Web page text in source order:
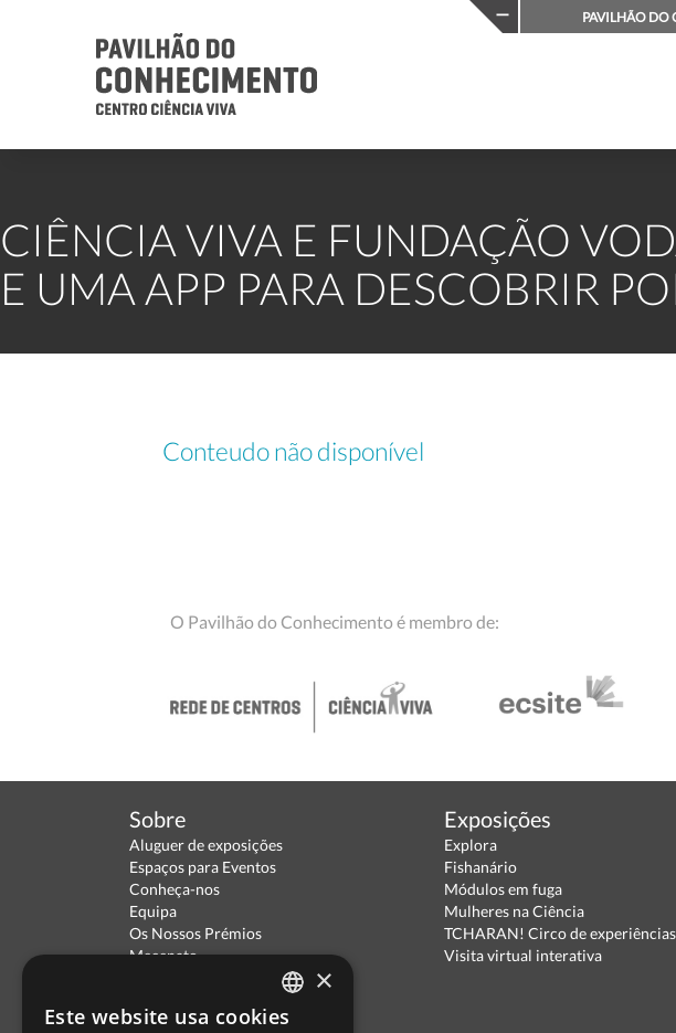
PAVILHÃO DO
CIÊNCIA VIVA E FUNDAÇÃO
E UMA APP PARA DESCOBRIR
Conteudo não disponível
O Pavilhão do Conhecimento é membro de:
Sobre
Aluguer de exposições
Espaços para Eventos
Conheça-nos
Equipa
Os Nossos Prémios
Mecenato
Termos de Utilização
Exposições
Explora
Fishanário
Módulos em fuga
Mulheres na Ciência
TCHARAN! Circo de experiências
Visita virtual interativa
PORTUGUESE
×
Este website usa cookies